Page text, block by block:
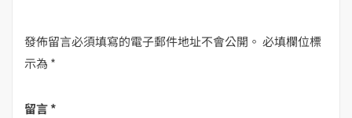
發佈留言必須填寫的電子郵件地址不會公開。 必填欄位標
示為 *
留言*